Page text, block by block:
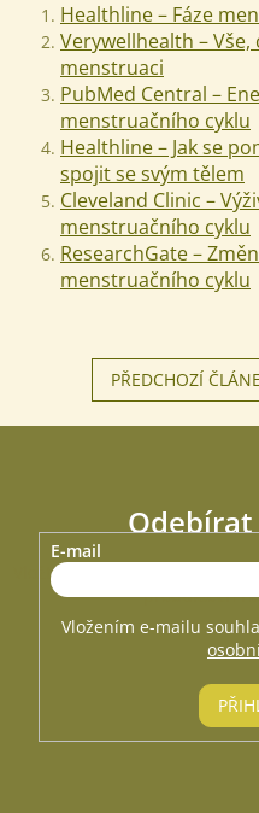
Healthline – Fáze
Verywellhealth –
menstruaci
PubMed Central –
menstruačního cyklu
Healthline – Jak se
spojit se svým tělem
Cleveland Clinic –
menstruačního cyklu
ResearchGate –
menstruačního cyklu
PŘEDCHOZÍ
Vložte svůj e-mail a my vám
produktech
E-mail
Vložením e-mailu